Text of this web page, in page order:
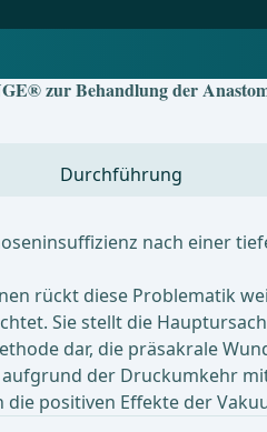
zur Behandlung der
Durchführung
nach einer
rückt diese Problematik
Sie stellt die
dar, die präsakrale
der Druckumkehr
positiven Effekte der